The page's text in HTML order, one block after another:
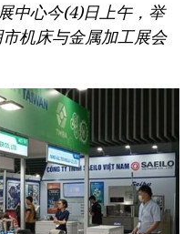
中心今(4)日上午，举
机床与金属加工展会